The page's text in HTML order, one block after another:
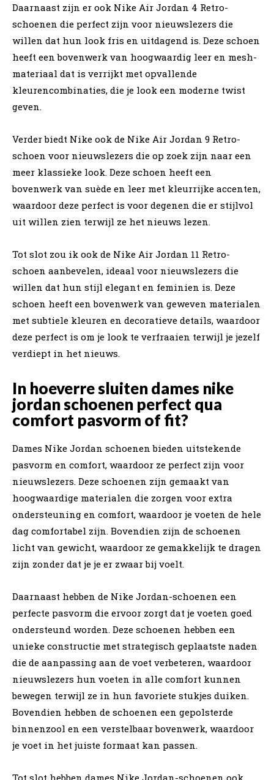
Daarnaast zijn er ook Nike Air Jordan 4 Retro-
schoenen die perfect zijn voor nieuwslezers die
willen dat hun look fris en uitdagend is. Deze schoen
heeft een bovenwerk van hoogwaardig leer en mesh-
materiaal dat is verrijkt met opvallende
kleurencombinaties, die je look een moderne twist
geven.
Verder biedt Nike ook de Nike Air Jordan 9 Retro-
schoen voor nieuwslezers die op zoek zijn naar een
meer klassieke look. Deze schoen heeft een
bovenwerk van suède en leer met kleurrijke accenten,
waardoor deze perfect is voor degenen die er stijlvol
uit willen zien terwijl ze het nieuws lezen.
Tot slot zou ik ook de Nike Air Jordan 11 Retro-
schoen aanbevelen, ideaal voor nieuwslezers die
willen dat hun stijl elegant en feminien is. Deze
schoen heeft een bovenwerk van geweven materialen
met subtiele kleuren en decoratieve details, waardoor
deze perfect is om je look te verfraaien terwijl je jezelf
verdiept in het nieuws.
In hoeverre sluiten dames nike
jordan schoenen perfect qua
comfort pasvorm of fit?
Dames Nike Jordan schoenen bieden uitstekende
pasvorm en comfort, waardoor ze perfect zijn voor
nieuwslezers. Deze schoenen zijn gemaakt van
hoogwaardige materialen die zorgen voor extra
ondersteuning en comfort, waardoor je voeten de hele
dag comfortabel zijn. Bovendien zijn de schoenen
licht van gewicht, waardoor ze gemakkelijk te dragen
zijn zonder dat je je er zwaar bij voelt.
Daarnaast hebben de Nike Jordan-schoenen een
perfecte pasvorm die ervoor zorgt dat je voeten goed
ondersteund worden. Deze schoenen hebben een
unieke constructie met strategisch geplaatste naden
die de aanpassing aan de voet verbeteren, waardoor
nieuwslezers hun voeten in alle comfort kunnen
bewegen terwijl ze in hun favoriete stukjes duiken.
Bovendien hebben de schoenen een gepolsterde
binnenzool en een verstelbaar bovenwerk, waardoor
je voet in het juiste formaat kan passen.
Tot slot hebben dames Nike Jordan-schoenen ook